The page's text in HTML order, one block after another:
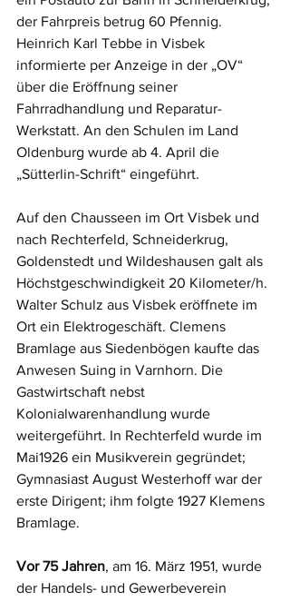
der Fahrpreis betrug 60 Pfennig.
Heinrich Karl Tebbe in Visbek
informierte per Anzeige in der „OV“
über die Eröffnung seiner
Fahrradhandlung und Reparatur-
Werkstatt. An den Schulen im Land
Oldenburg wurde ab 4. April die
„Sütterlin-Schrift“ eingeführt.
Auf den Chausseen im Ort Visbek und
nach Rechterfeld, Schneiderkrug,
Goldenstedt und Wildeshausen galt als
Höchstgeschwindigkeit 20 Kilometer/h.
Walter Schulz aus Visbek eröffnete im
Ort ein Elektrogeschäft. Clemens
Bramlage aus Siedenbögen kaufte das
Anwesen Suing in Varnhorn. Die
Gastwirtschaft nebst
Kolonialwarenhandlung wurde
weitergeführt. In Rechterfeld wurde im
Mai1926 ein Musikverein gegründet;
Gymnasiast August Westerhoff war der
erste Dirigent; ihm folgte 1927 Klemens
Bramlage.
Vor 75 Jahren, am 16. März 1951, wurde
der Handels- und Gewerbeverein